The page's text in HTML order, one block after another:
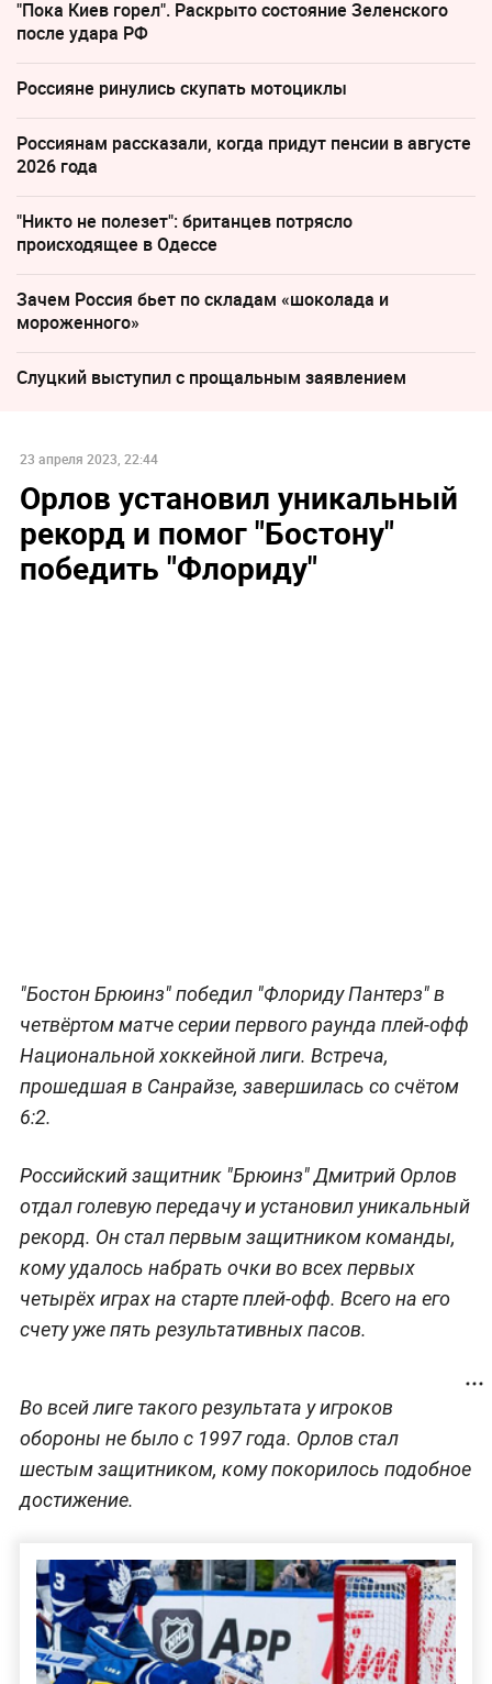
"Пока Киев горел". Раскрыто состояние Зеленского
после удара РФ
Россияне ринулись скупать мотоциклы
Россиянам рассказали, когда придут пенсии в августе
2026 года
"Никто не полезет": британцев потрясло
происходящее в Одессе
Зачем Россия бьет по складам «шоколада и
мороженного»
Слуцкий выступил с прощальным заявлением
23 апреля 2023, 22:44
Орлов установил уникальный
рекорд и помог "Бостону"
победить "Флориду"
"Бостон Брюинз" победил "Флориду Пантерз" в
четвёртом матче серии первого раунда плей-офф
Национальной хоккейной лиги. Встреча,
прошедшая в Санрайзе, завершилась со счётом
6:2.
Российский защитник "Брюинз" Дмитрий Орлов
отдал голевую передачу и установил уникальный
рекорд. Он стал первым защитником команды,
кому удалось набрать очки во всех первых
четырёх играх на старте плей-офф. Всего на его
счету уже пять результативных пасов.
Во всей лиге такого результата у игроков
обороны не было с 1997 года. Орлов стал
шестым защитником, кому покорилось подобное
достижение.